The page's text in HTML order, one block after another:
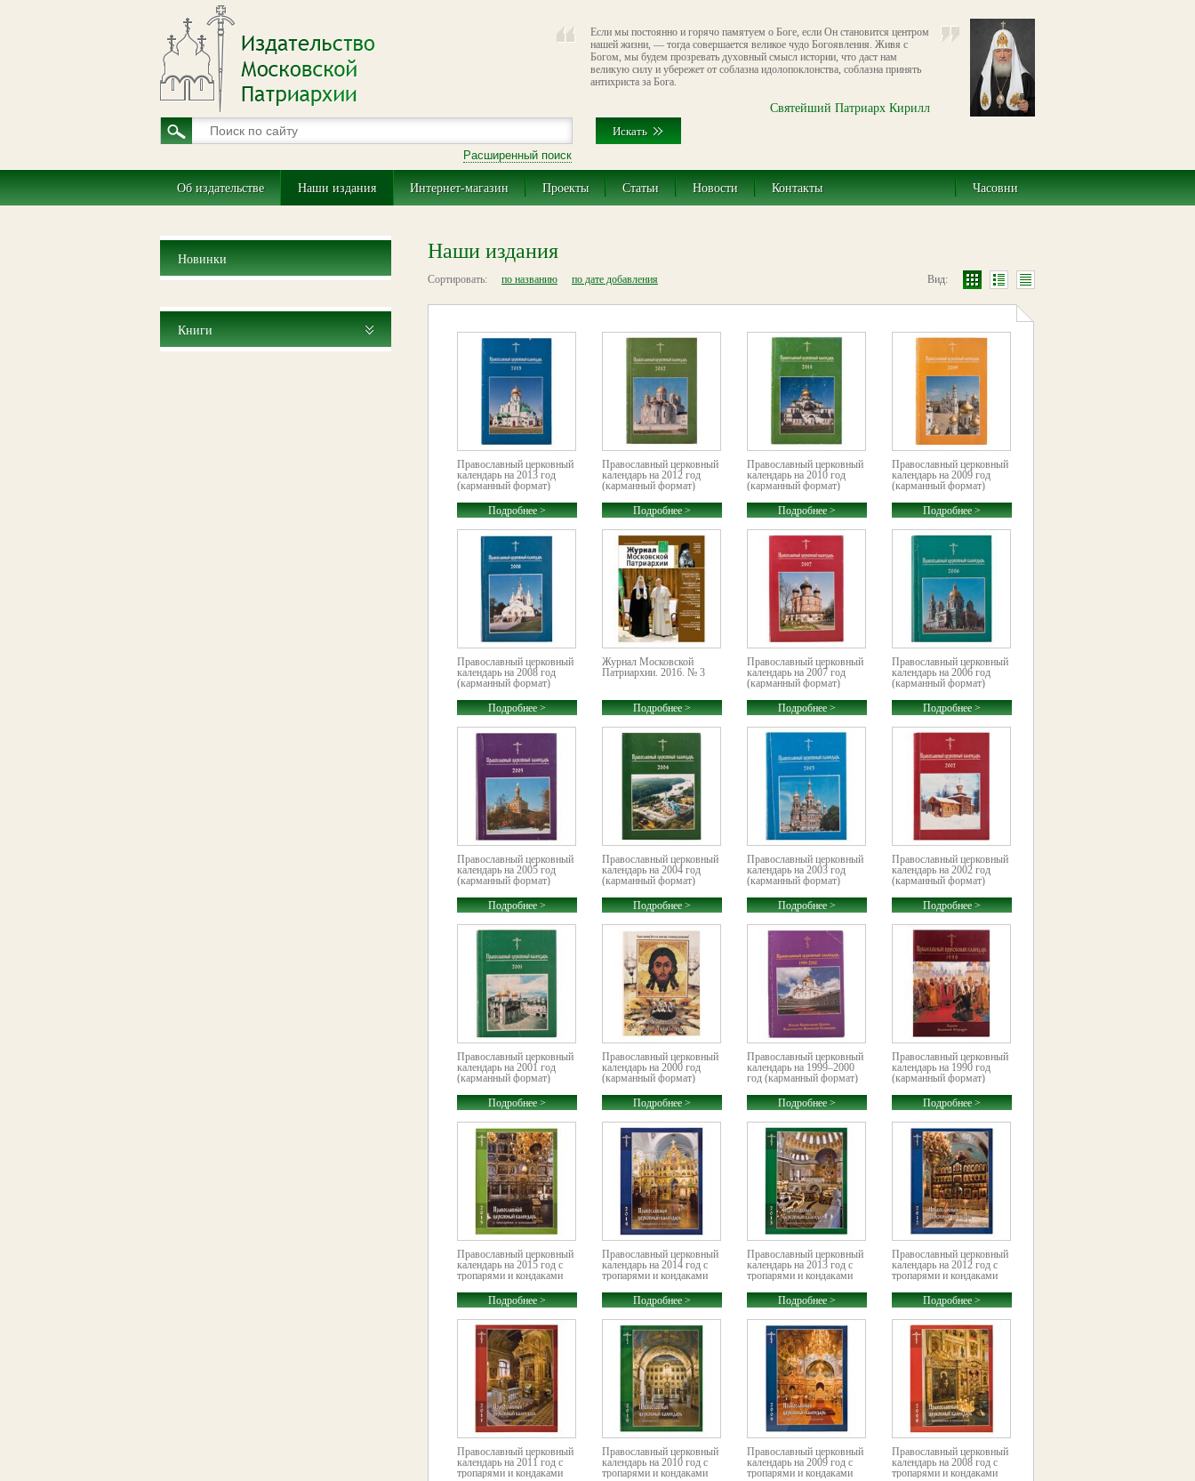
Если мы постоянно и горячо памятуем о Боге, если Он становится центром
нашей жизни, — тогда совершается великое чудо Богоявления. Живя с
Богом, мы будем прозревать духовный смысл истории, что даст нам
великую силу и убережет от соблазна идолопоклонства, соблазна принять
антихриста за Бога.
Святейший Патриарх Кирилл
Расширенный поиск
Об издательстве Наши издания Интернет-магазин Проекты Статьи Новости Контакты Часовни
Новинки
Книги
Наши издания
Сортировать: Вид:
по названию по дате добавления
Православный церковный
календарь на 2013 год
(карманный формат)
Подробнее >
Православный церковный
календарь на 2012 год
(карманный формат)
Подробнее >
Православный церковный
календарь на 2010 год
(карманный формат)
Подробнее >
Православный церковный
календарь на 2009 год
(карманный формат)
Подробнее >
Православный церковный
календарь на 2008 год
(карманный формат)
Подробнее >
Журнал Московской
Патриархии. 2016. № 3
Подробнее >
Православный церковный
календарь на 2007 год
(карманный формат)
Подробнее >
Православный церковный
календарь на 2006 год
(карманный формат)
Подробнее >
Православный церковный
календарь на 2005 год
(карманный формат)
Подробнее >
Православный церковный
календарь на 2004 год
(карманный формат)
Подробнее >
Православный церковный
календарь на 2003 год
(карманный формат)
Подробнее >
Православный церковный
календарь на 2002 год
(карманный формат)
Подробнее >
Православный церковный
календарь на 2001 год
(карманный формат)
Подробнее >
Православный церковный
календарь на 2000 год
(карманный формат)
Подробнее >
Православный церковный
календарь на 1999–2000
год (карманный формат)
Подробнее >
Православный церковный
календарь на 1990 год
(карманный формат)
Подробнее >
Православный церковный
календарь на 2015 год с
тропарями и кондаками
Подробнее >
Православный церковный
календарь на 2014 год с
тропарями и кондаками
Подробнее >
Православный церковный
календарь на 2013 год с
тропарями и кондаками
Подробнее >
Православный церковный
календарь на 2012 год с
тропарями и кондаками
Подробнее >
Православный церковный
календарь на 2011 год с
тропарями и кондаками
Православный церковный
календарь на 2010 год с
тропарями и кондаками
Православный церковный
календарь на 2009 год с
тропарями и кондаками
Православный церковный
календарь на 2008 год с
тропарями и кондаками